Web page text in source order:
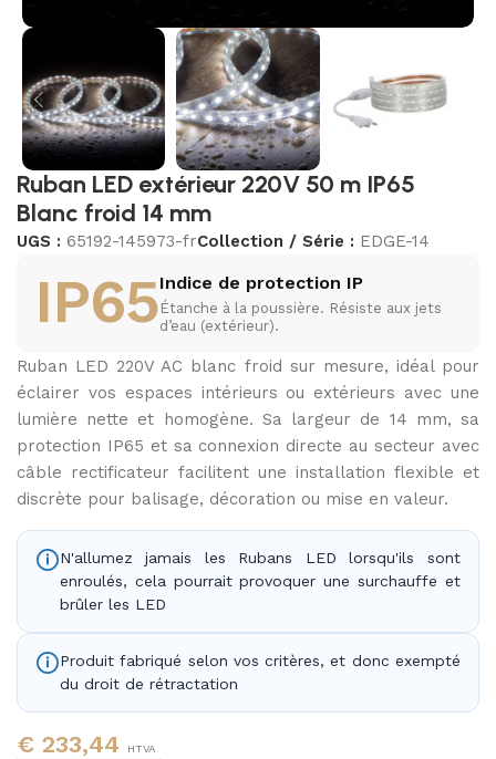
Ruban LED extérieur 220V 50 m IP65
Blanc froid 14 mm
UGS : 65192-145973-frCollection / Série : EDGE-14
IP65Indice de protection IP
Étanche à la poussière. Résiste aux jets
d’eau (extérieur).
Ruban LED 220V AC blanc froid sur mesure, idéal pour
éclairer vos espaces intérieurs ou extérieurs avec une
lumière nette et homogène. Sa largeur de 14 mm, sa
protection IP65 et sa connexion directe au secteur avec
câble rectificateur facilitent une installation flexible et
discrète pour balisage, décoration ou mise en valeur.
N'allumez jamais les Rubans LED lorsqu'ils sont
enroulés, cela pourrait provoquer une surchauffe et
brûler les LED
Produit fabriqué selon vos critères, et donc exempté
du droit de rétractation
€ 233,44 HTVA